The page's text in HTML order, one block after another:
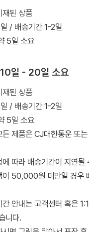
재된 상품
/ 배송기간 1-2일
5일 소요
일 - 20일 소요
재된 상품
/ 배송기간 1-2일
5일 소요
든 제품은 CJ대한통운 또
에 따라 배송기간이 지연될
이 50,000원 미만일 경우
간 안내는 고객센터 혹은
니다.